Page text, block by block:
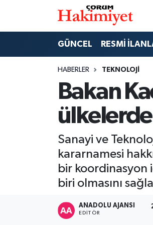
GÜNCEL RESMİ
HABERLER TEKNOLOJİ
Bakan
Sanayi ve
kararnamesi
bir koordinasyon
biri olmasını
ANADOLU AJANSI
EDITÖR
EKONOMİ
GÜNCEL
Nöbetçi Eczaneler
Çorum Namaz Vakitleri
Trafik Durumu
Süper Lig Puan Durumu ve
Tüm Manşetler
Haber Arşivi